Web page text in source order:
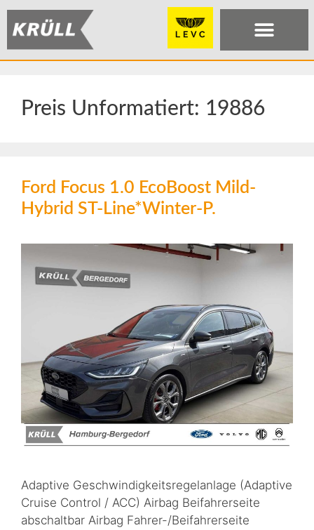
Preis Unformatiert: 19886
Ford Focus 1.0 EcoBoost Mild-
Hybrid ST-Line*Winter-P.
Adaptive Geschwindigkeitsregelanlage (Adaptive
Cruise Control / ACC) Airbag Beifahrerseite
abschaltbar Airbag Fahrer-/Beifahrerseite